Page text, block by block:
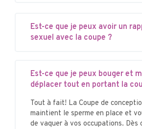
Est-ce que je peux avoir un
sexuel avec la coupe ?
Est-ce que je peux bouger et
déplacer tout en portant la
Tout à fait! La Coupe de
maintient le sperme en place et
de vaquer à vos occupations. Dès